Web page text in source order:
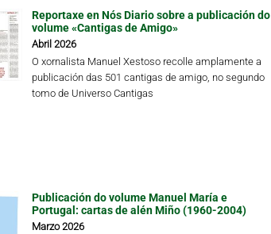
Reportaxe en Nós Diario sobre a publicación do
volume «Cantigas de Amigo»
Abril 2026
O xornalista Manuel Xestoso recolle amplamente a
publicación das 501 cantigas de amigo, no segundo
tomo de Universo Cantigas
Publicación do volume Manuel María e
Portugal: cartas de alén Miño (1960-2004)
Marzo 2026